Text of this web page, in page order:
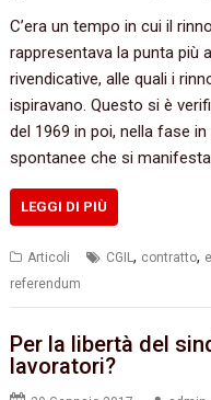
C’era un tempo in cui il
rappresentava la punta più
rivendicative, alle quali i
ispiravano. Questo si è
del 1969 in poi, nella fase
spontanee che si
LEGGI DI PIÙ
Articoli CGIL, contratto,
referendum
Per la libertà del
lavoratori‭?